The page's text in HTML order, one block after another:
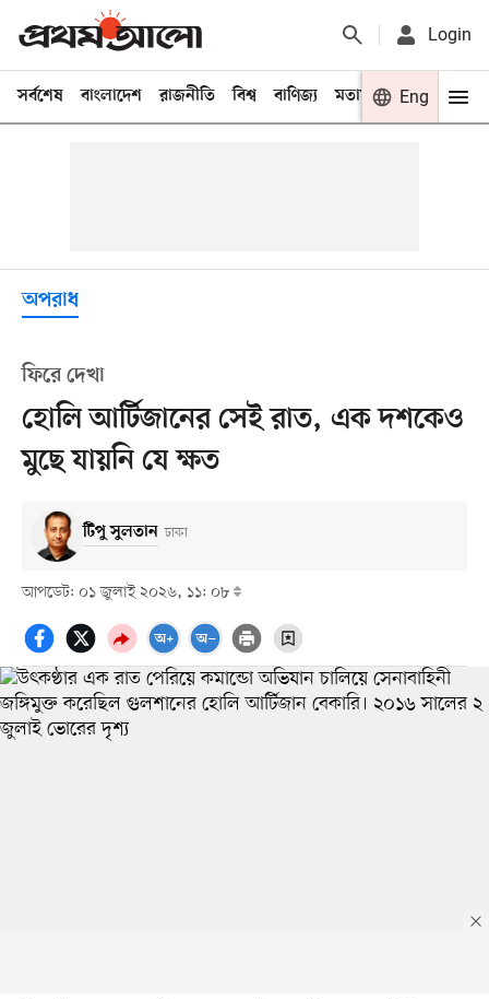
Login
সর্বশেষ বাংলাদেশ রাজনীতি বিশ্ব বাণিজ্য মতামত খেলা
Eng
অপরাধ
ফিরে দেখা
হোলি আর্টিজানের সেই রাত, এক দশকেও
মুছে যায়নি যে ক্ষত
টিপু সুলতান ঢাকা
আপডেট: ০১ জুলাই ২০২৬, ১১: ০৮